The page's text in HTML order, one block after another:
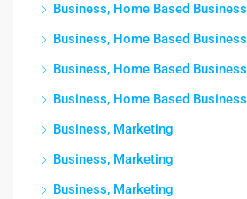
Business, Home Based Business
Business, Home Based Business
Business, Home Based Business
Business, Home Based Business
Business, Marketing
Business, Marketing
Business, Marketing